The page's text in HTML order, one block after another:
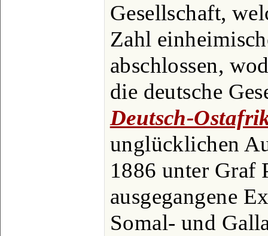
Gesellschaft,
Zahl
abschlossen,
die deutsche
Deutsch-
unglücklichen
1886 unter Graf
ausgegangene
Somal- und